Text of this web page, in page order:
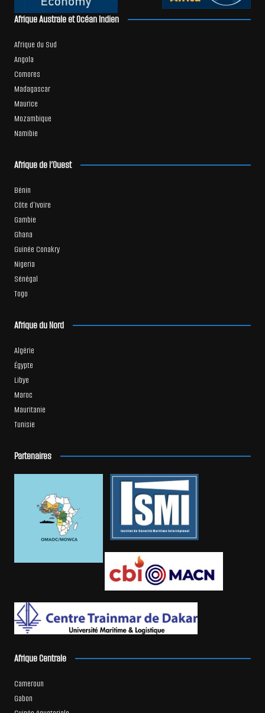
Afrique Australe et Océan Indien
Afrique du Sud
Angola
Comores
Madagascar
Maurice
Mozambique
Namibie
Afrique de l’Ouest
Bénin
Côte d’Ivoire
Gambie
Ghana
Guinée Conakry
Nigeria
Sénégal
Togo
Afrique du Nord
Algérie
Égypte
Libye
Maroc
Mauritanie
Tunisie
Partenaires
Afrique Centrale
Cameroun
Gabon